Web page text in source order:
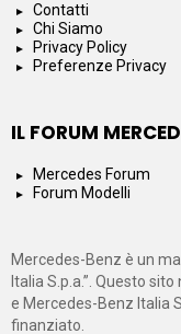
Contatti
Chi Siamo
Privacy Policy
Preferenze Privacy
IL FORUM
Mercedes Forum
Forum Modelli
Mercedes-Benz è un
Italia S.p.a.”. Questo
e Mercedes-Benz Italia
finanziato.